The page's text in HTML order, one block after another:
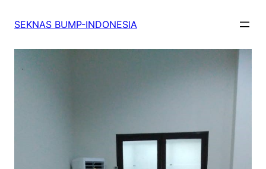
SEKNAS BUMP-INDONESIA